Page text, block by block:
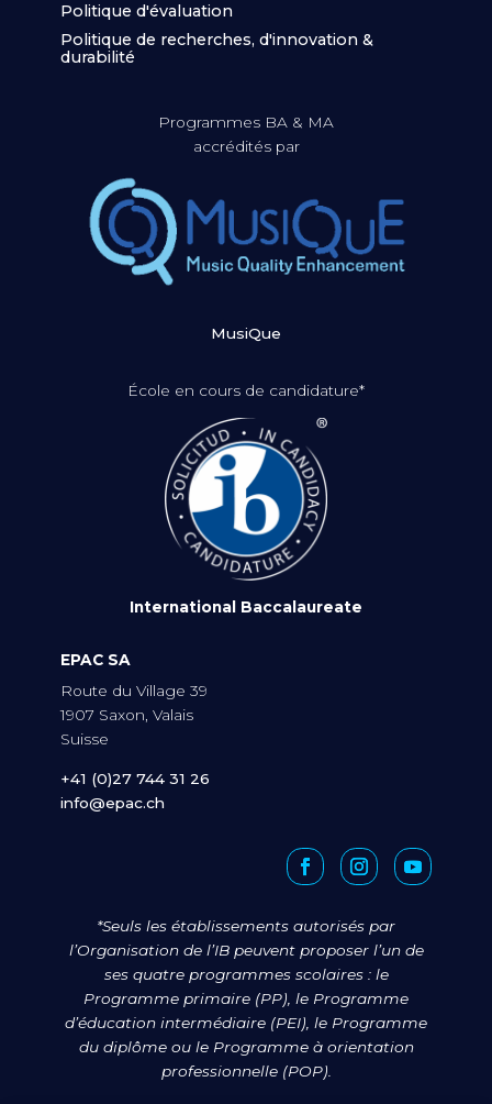
Politique d'évaluation
Politique de recherches, d'innovation &
durabilité
Programmes BA & MA
accrédités par
MusiQue
École en cours de candidature*
International Baccalaureate
EPAC SA
Route du Village 39
1907 Saxon, Valais
Suisse
+41 (0)27 744 31 26
info@epac.ch
*Seuls les établissements autorisés par
l’Organisation de l’IB peuvent proposer l’un de
ses quatre programmes scolaires : le
Programme primaire (PP), le Programme
d’éducation intermédiaire (PEI), le Programme
du diplôme ou le Programme à orientation
professionnelle (POP).